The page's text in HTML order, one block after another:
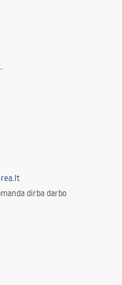
rea.lt
dirba darbo